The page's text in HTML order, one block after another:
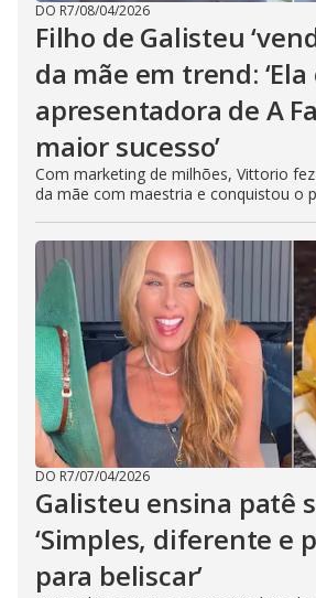
DO R7/08/04/2026
Filho de Galisteu
da mãe em trend: ‘Ela
apresentadora de A
maior sucesso’
Com marketing de milhões, Vittorio
da mãe com maestria e conquistou o
DO R7/07/04/2026
Galisteu ensina patê
‘Simples, diferente e
para beliscar’